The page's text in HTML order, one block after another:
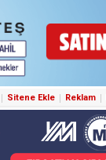
Sitene Ekle Reklam